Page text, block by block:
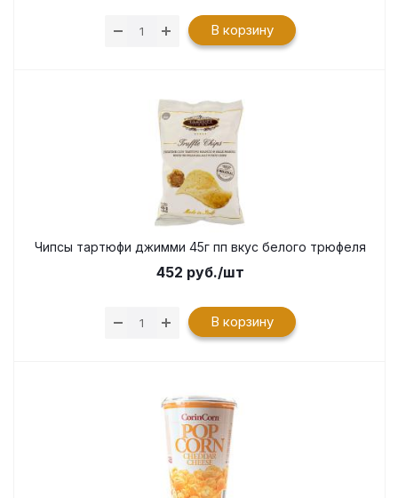
В корзину
Чипсы тартюфи джимми 45г пп вкус белого трюфеля
452 руб./шт
В корзину